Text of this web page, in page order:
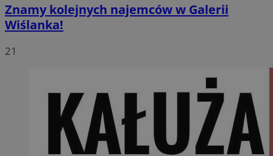
Znamy kolejnych najemców w Galerii
Wiślanka!
21